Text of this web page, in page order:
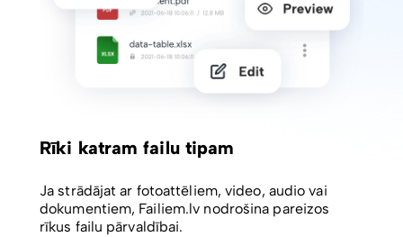
Rīki katram failu tipam
Ja strādājat ar fotoattēliem, video, audio vai
dokumentiem, Failiem.lv nodrošina pareizos
rīkus failu pārvaldībai.